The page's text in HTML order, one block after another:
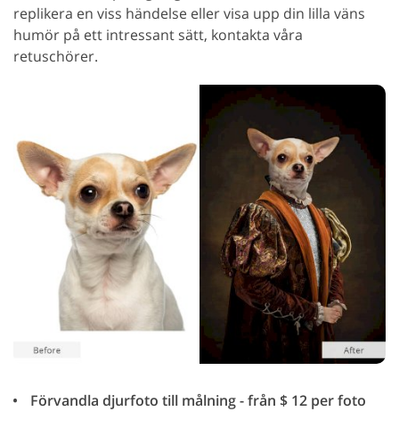
replikera en viss händelse eller visa upp din lilla väns
humör på ett intressant sätt, kontakta våra
retuschörer.
Förvandla djurfoto till målning - från $ 12 per foto